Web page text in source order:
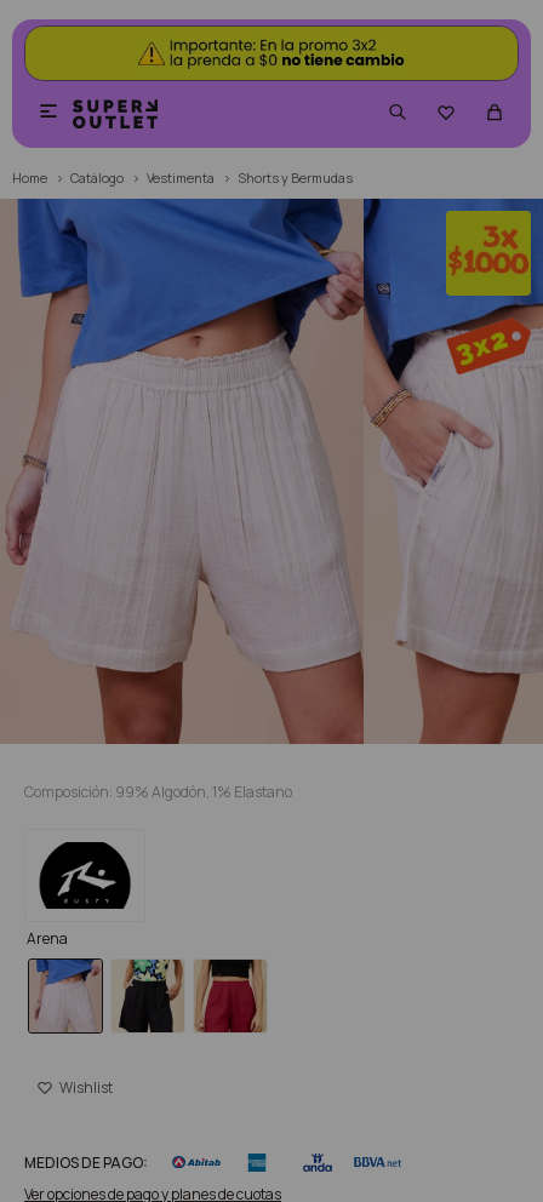


Home Catálogo Vestimenta Shorts y Bermudas
Composición: 99% Algodón, 1% Elastano
Arena
MEDIOS DE PAGO:
Ver opciones de pago y planes de cuotas